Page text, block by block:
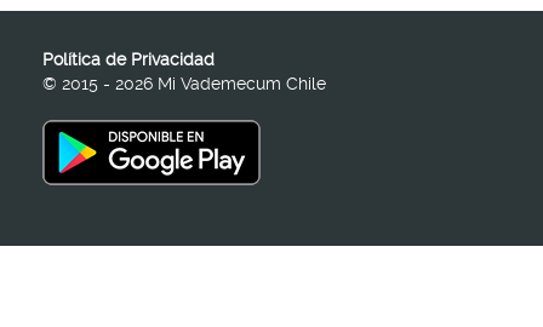
Política de Privacidad
© 2015 - 2026 Mi Vademecum Chile